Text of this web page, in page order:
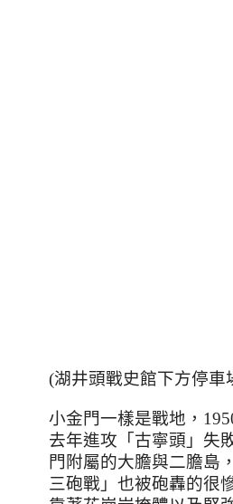
(湖井頭戰史館下方停車
小金門一樣是戰地，
去年進攻「古寧頭」失
門附屬的大膽與二膽島，
三砲戰」也被砲轟的很